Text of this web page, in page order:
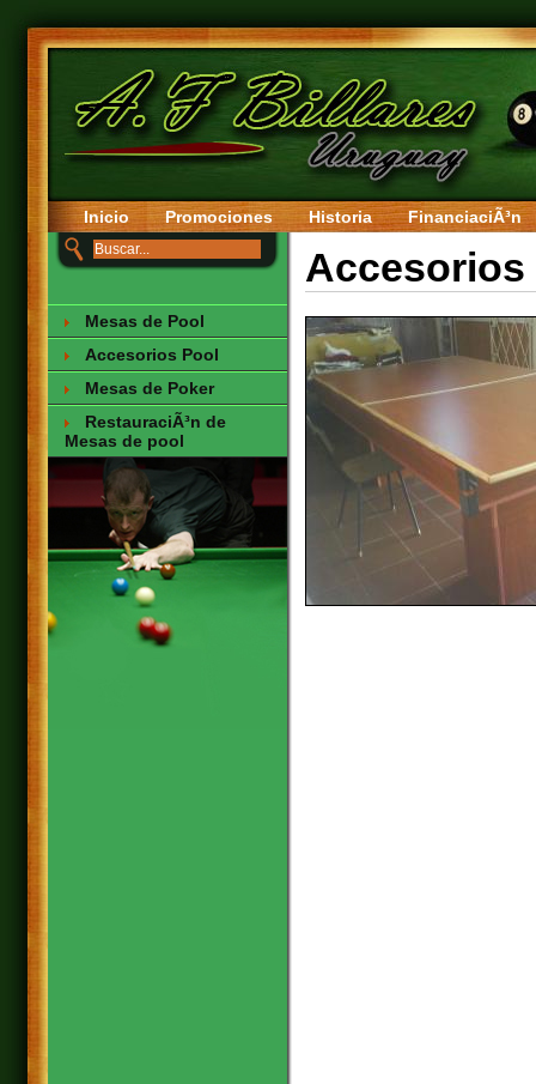
Inicio Promociones Historia FinanciaciÃ³n
Mesas de Pool
Accesorios Pool
Mesas de Poker
RestauraciÃ³n de
Mesas de pool
Accesorios